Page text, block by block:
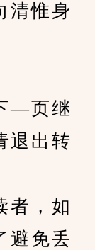
清惟身
—页继
退出转
，如
避免丢